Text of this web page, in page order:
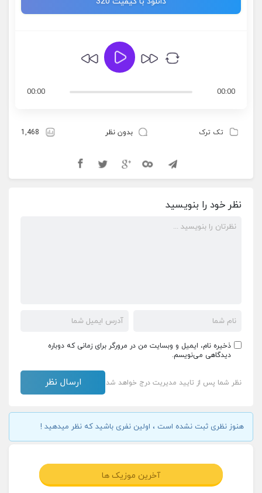
00:00
00:00
تک ترک بدون نظر 1,468
نظر خود را بنویسید
ذخیره نام، ایمیل و وبسایت من در مرورگر برای زمانی که دوباره
دیدگاهی می‌نویسم.
نظر شما پس از تایید مدیریت درج خواهد شد
هنوز نظری ثبت نشده است ، اولین نفری باشید که نظر میدهید !
آخرین موزیک ها